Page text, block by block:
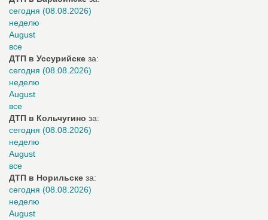
сегодня (08.08.2026)
неделю
August
все
ДТП в Уссурийске за:
сегодня (08.08.2026)
неделю
August
все
ДТП в Кольчугино за:
сегодня (08.08.2026)
неделю
August
все
ДТП в Норильске за:
сегодня (08.08.2026)
неделю
August